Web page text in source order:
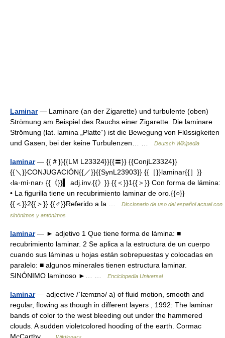
Laminar— Laminare (an der Zigarette) und turbulente (oben)
Strömung am Beispiel des Rauchs einer Zigarette. Die laminare
Strömung (lat. lamina „Platte“) ist die Bewegung von Flüssigkeiten
und Gasen, bei der keine Turbulenzen… …
Deutsch Wikipedia
laminar— {{＃}}{{LM L23324}}{{〓}} {{ConjL23324}}
{{＼}}CONJUGACIÓN{{／}}{{SynL23903}} {{［}}laminar{{］}}
‹la·mi·nar› {{《}}▍ adj.inv.{{》}} {{＜}}1{{＞}} Con forma de lámina:
• La figurilla tiene un recubrimiento laminar de oro.{{○}}
{{＜}}2{{＞}} {{♂}}Referido a la …
Diccionario de uso del español actual con
sinónimos y antónimos
laminar— ► adjetivo 1 Que tiene forma de lámina: ■
recubrimiento laminar. 2 Se aplica a la estructura de un cuerpo
cuando sus láminas u hojas están sobrepuestas y colocadas en
paralelo: ■ algunos minerales tienen estructura laminar.
SINÓNIMO laminoso ►… …
Enciclopedia Universal
laminar— adjective /ˈlæmɪnə/ a) of fluid motion, smooth and
regular, flowing as though in different layers , 1992: The laminar
bands of color to the west bleeding out under the hammered
clouds. A sudden violetcolored hooding of the earth. Cormac